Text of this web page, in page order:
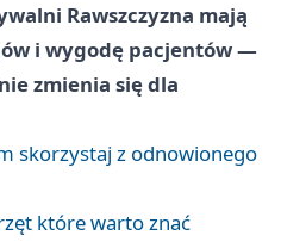
Rawszczyzna mają
i wygodę pacjentów —
zmienia się dla
skorzystaj z odnowionego
które warto znać